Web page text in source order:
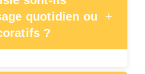
quotidien ou
?
+